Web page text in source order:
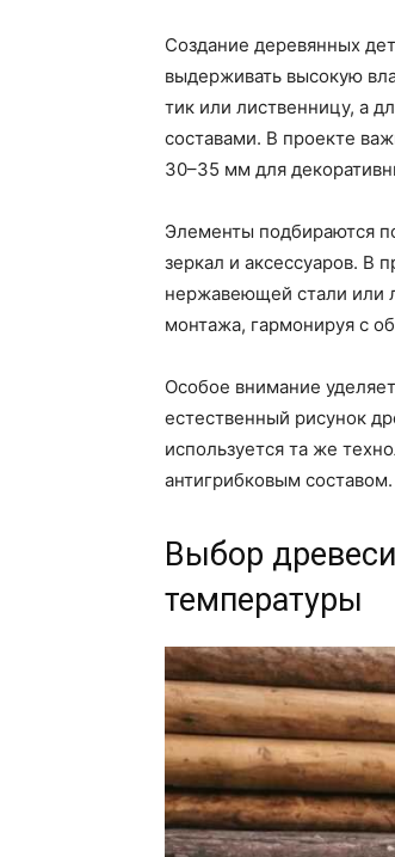
Создание деревянных
выдерживать высокую
тик или лиственницу, а
составами. В проекте
30–35 мм для
Элементы подбираются
зеркал и аксессуаров. В
нержавеющей стали или
монтажа, гармонируя с
Особое внимание
естественный рисунок
используется та же
антигрибковым составом.
Выбор
температуры